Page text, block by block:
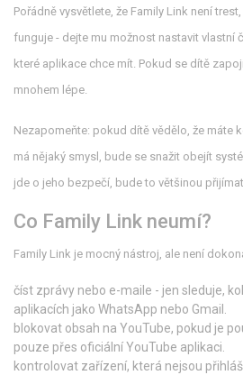
Pořádně vysvětlete, že Family Link není
funguje - dejte mu možnost nastavit vlastní
které aplikace chce mít. Pokud se dítě
mnohem lépe.
Nezapomeňte: pokud dítě vědělo, že máte
má nějaký smysl, bude se snažit obejít
jde o jeho bezpečí, bude to většinou
Co Family Link neumí?
Family Link je mocný nástroj, ale není
číst zprávy nebo e-maile - jen sleduje,
aplikacích jako WhatsApp nebo Gmail.
blokovat obsah na YouTube, pokud je
pouze přes oficiální YouTube aplikaci.
kontrolovat zařízení, která nejsou